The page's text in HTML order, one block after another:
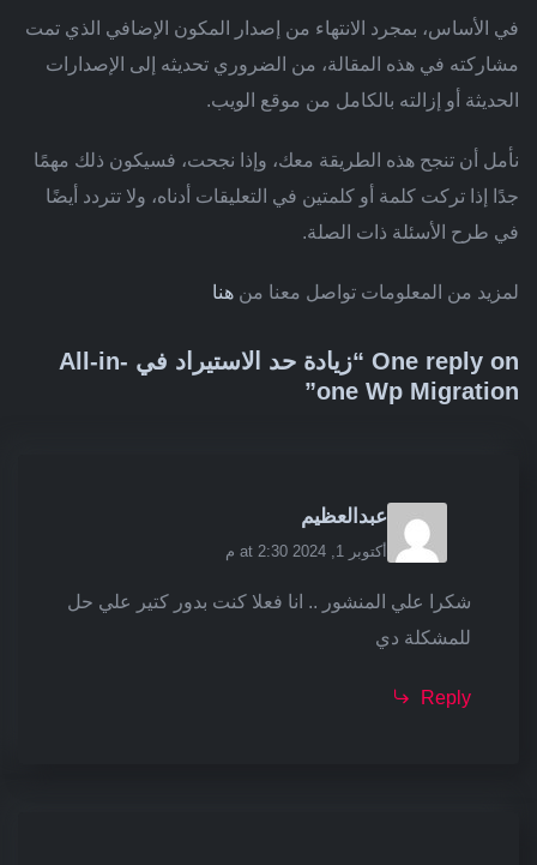
في الأساس، بمجرد الانتهاء من إصدار المكون الإضافي الذي تمت
مشاركته في هذه المقالة، من الضروري تحديثه إلى الإصدارات
الحديثة أو إزالته بالكامل من موقع الويب.
نأمل أن تنجح هذه الطريقة معك، وإذا نجحت، فسيكون ذلك مهمًا
جدًا إذا تركت كلمة أو كلمتين في التعليقات أدناه، ولا تتردد أيضًا
في طرح الأسئلة ذات الصلة.
لمزيد من المعلومات تواصل معنا من هنا
One reply on “زيادة حد الاستيراد في All-in-
one Wp Migration”
عبدالعظيم
أكتوبر 1, 2024 at 2:30 م
شكرا علي المنشور .. انا فعلا كنت بدور كتير علي حل
للمشكلة دي
Reply